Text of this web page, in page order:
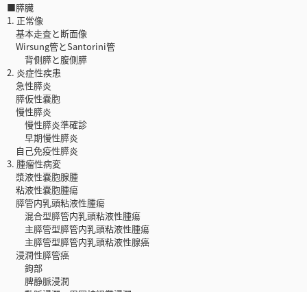
■膵臓
1. 正常像
基本走査と断面像
Wirsung管とSantorini管
背側膵と腹側膵
2. 炎症性疾患
急性膵炎
膵仮性嚢胞
慢性膵炎
慢性膵炎準確診
早期慢性膵炎
自己免疫性膵炎
3. 腫瘤性病変
漿液性嚢胞腺腫
粘液性嚢胞腫瘍
膵管内乳頭粘液性腫瘍
混合型膵管内乳頭粘液性腫瘍
主膵管型膵管内乳頭粘液性腫瘍
主膵管型膵管内乳頭粘液性腺癌
浸潤性膵管癌
鉤部
脾静脈浸潤